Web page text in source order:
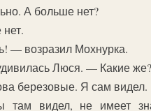
А больше нет?
— возразил Мохнурка.
Люся. — Какие же?
березовые. Я сам видел.
видел, не имеет